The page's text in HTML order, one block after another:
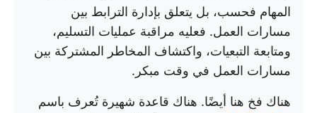
المهام فحسب، بل يتعلق بإدارة الترابط بين
مسارات العمل. فعليه مراقبة عمليات التسليم،
ومتابعة التبعيات، واكتشاف المخاطر المشتركة بين
مسارات العمل في وقت مبكر.
هناك فخ هنا أيضًا. هناك قاعدة شهيرة تُعرف باسم